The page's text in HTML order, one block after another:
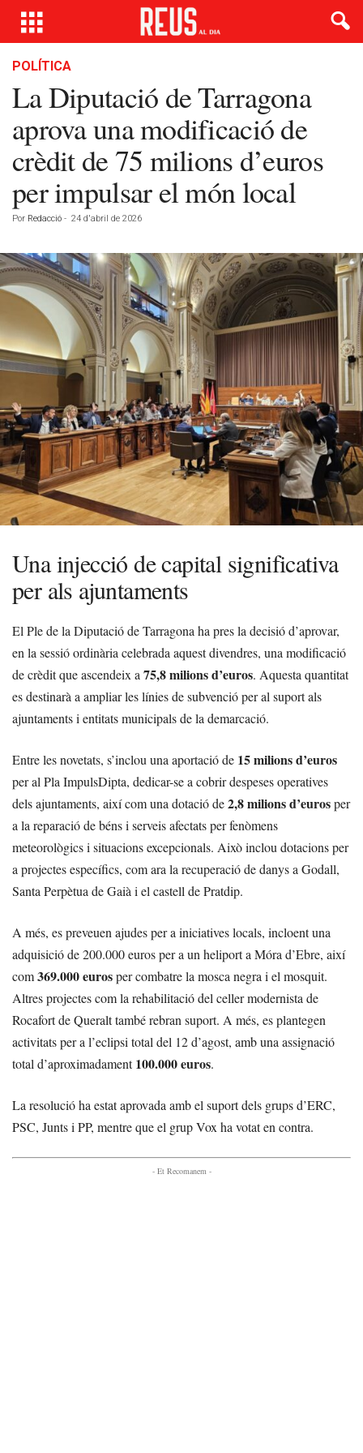
POLÍTICA
La Diputació de Tarragona
aprova una modificació de
crèdit de 75 milions d’euros
per impulsar el món local
Por Redacció - 24 d'abril de 2026
Una injecció de capital significativa
per als ajuntaments
El Ple de la Diputació de Tarragona ha pres la decisió d’aprovar,
en la sessió ordinària celebrada aquest divendres, una modificació
de crèdit que ascendeix a 75,8 milions d’euros. Aquesta quantitat
es destinarà a ampliar les línies de subvenció per al suport als
ajuntaments i entitats municipals de la demarcació.
Entre les novetats, s’inclou una aportació de 15 milions d’euros
per al Pla ImpulsDipta, dedicar-se a cobrir despeses operatives
dels ajuntaments, així com una dotació de2,8 milions d’eurosper
a la reparació de béns i serveis afectats per fenòmens
meteorològics i situacions excepcionals. Això inclou dotacions per
a projectes específics, com ara la recuperació de danys a Godall,
Santa Perpètua de Gaià i el castell de Pratdip.
A més, es preveuen ajudes per a iniciatives locals, incloent una
adquisició de 200.000 euros per a un heliport a Móra d’Ebre, així
com369.000 eurosper combatre la mosca negra i el mosquit.
Altres projectes com la rehabilitació del celler modernista de
Rocafort de Queralt també rebran suport. A més, es plantegen
activitats per a l’eclipsi total del 12 d’agost, amb una assignació
total d’aproximadament100.000 euros.
La resolució ha estat aprovada amb el suport dels grups d’ERC,
PSC, Junts i PP, mentre que el grup Vox ha votat en contra.
- Et Recomanem -